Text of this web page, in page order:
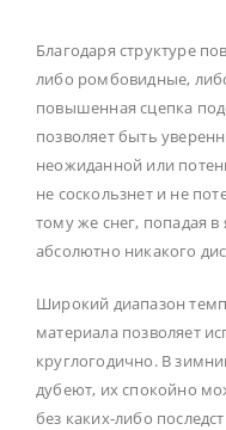
Благодаря структуре
либо ромбовидные,
повышенная сцепка
позволяет быть
неожиданной или
не соскользнет и не
тому же снег, попадая в
абсолютно никакого
Широкий диапазон
материала позволяет
круглогодично. В
дубеют, их спокойно
без каких-либо